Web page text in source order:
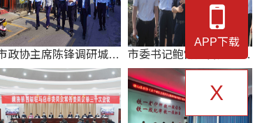
政协主席陈锋调研城镇
工作
市委书记鲍常勇督办市政
协重点提案
APP下载
X